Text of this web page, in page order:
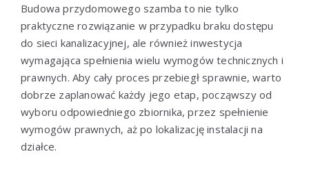
Budowa przydomowego szamba to nie tylko
praktyczne rozwiązanie w przypadku braku dostępu
do sieci kanalizacyjnej, ale również inwestycja
wymagająca spełnienia wielu wymogów technicznych i
prawnych. Aby cały proces przebiegł sprawnie, warto
dobrze zaplanować każdy jego etap, począwszy od
wyboru odpowiedniego zbiornika, przez spełnienie
wymogów prawnych, aż po lokalizację instalacji na
działce.